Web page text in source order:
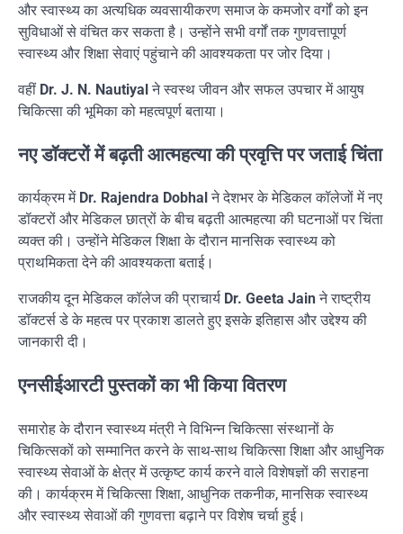
और स्वास्थ्य का अत्यधिक व्यवसायीकरण समाज के कमजोर वर्गों को इन
सुविधाओं से वंचित कर सकता है। उन्होंने सभी वर्गों तक गुणवत्तापूर्ण
स्वास्थ्य और शिक्षा सेवाएं पहुंचाने की आवश्यकता पर जोर दिया।
वहीं Dr. J. N. Nautiyalने स्वस्थ जीवन और सफल उपचार में आयुष
चिकित्सा की भूमिका को महत्वपूर्ण बताया।
नए डॉक्टरों में बढ़ती आत्महत्या की प्रवृत्ति पर जताई चिंता
कार्यक्रम में Dr. Rajendra Dobhal ने देशभर के मेडिकल कॉलेजों में नए
डॉक्टरों और मेडिकल छात्रों के बीच बढ़ती आत्महत्या की घटनाओं पर चिंता
व्यक्त की। उन्होंने मेडिकल शिक्षा के दौरान मानसिक स्वास्थ्य को
प्राथमिकता देने की आवश्यकता बताई।
राजकीय दून मेडिकल कॉलेज की प्राचार्य Dr. Geeta Jainने राष्ट्रीय
डॉक्टर्स डे के महत्व पर प्रकाश डालते हुए इसके इतिहास और उद्देश्य की
जानकारी दी।
एनसीईआरटी पुस्तकों का भी किया वितरण
समारोह के दौरान स्वास्थ्य मंत्री ने विभिन्न चिकित्सा संस्थानों के
चिकित्सकों को सम्मानित करने के साथ-साथ चिकित्सा शिक्षा और आधुनिक
स्वास्थ्य सेवाओं के क्षेत्र में उत्कृष्ट कार्य करने वाले विशेषज्ञों की सराहना
की। कार्यक्रम में चिकित्सा शिक्षा, आधुनिक तकनीक, मानसिक स्वास्थ्य
और स्वास्थ्य सेवाओं की गुणवत्ता बढ़ाने पर विशेष चर्चा हुई।